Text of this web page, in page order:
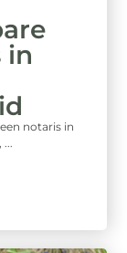
in
notaris in